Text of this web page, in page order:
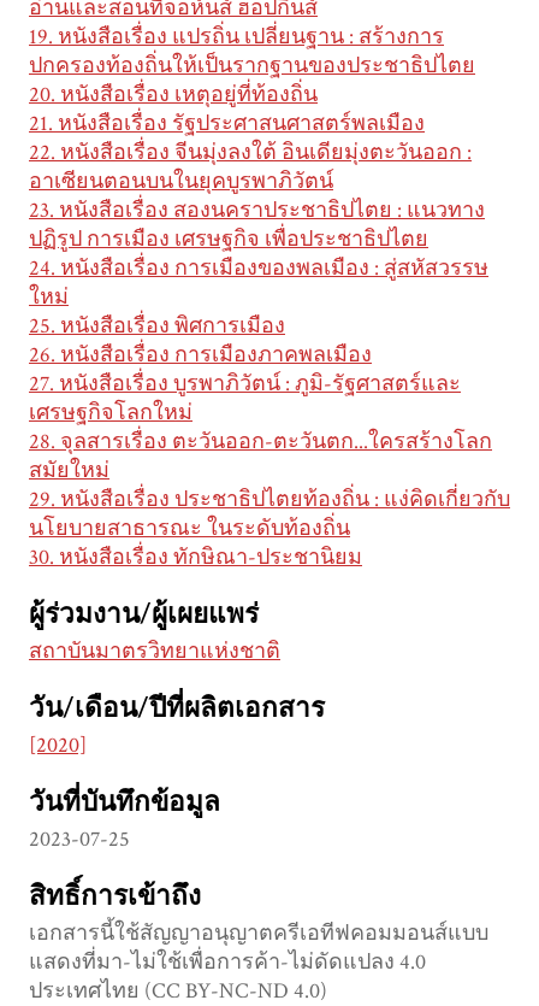
อ่านและสอนที่จอห์นส์ ฮอปกินส์
19. หนังสือเรื่อง แปรถิ่น เปลี่ยนฐาน : สร้างการ
ปกครองท้องถิ่นให้เป็นรากฐานของประชาธิปไตย
20. หนังสือเรื่อง เหตุอยู่ที่ท้องถิ่น
21. หนังสือเรื่อง รัฐประศาสนศาสตร์พลเมือง
22. หนังสือเรื่อง จีนมุ่งลงใต้ อินเดียมุ่งตะวันออก :
อาเซียนตอนบนในยุคบูรพาภิวัตน์
23. หนังสือเรื่อง สองนคราประชาธิปไตย : แนวทาง
ปฏิรูป การเมือง เศรษฐกิจ เพื่อประชาธิปไตย
24. หนังสือเรื่อง การเมืองของพลเมือง : สู่สหัสวรรษ
ใหม่
25. หนังสือเรื่อง พิศการเมือง
26. หนังสือเรื่อง การเมืองภาคพลเมือง
27. หนังสือเรื่อง บูรพาภิวัตน์ : ภูมิ-รัฐศาสตร์และ
เศรษฐกิจโลกใหม่
28. จุลสารเรื่อง ตะวันออก-ตะวันตก...ใครสร้างโลก
สมัยใหม่
29. หนังสือเรื่อง ประชาธิปไตยท้องถิ่น : แง่คิดเกี่ยวกับ
นโยบายสาธารณะ ในระดับท้องถิ่น
30. หนังสือเรื่อง ทักษิณา-ประชานิยม
ผู้ร่วมงาน/ผู้เผยแพร่
สถาบันมาตรวิทยาแห่งชาติ
วัน/เดือน/ปีที่ผลิตเอกสาร
[2020]
วันที่บันทึกข้อมูล
2023-07-25
สิทธิ์การเข้าถึง
เอกสารนี้ใช้สัญญาอนุญาตครีเอทีฟคอมมอนส์แบบ
แสดงที่มา-ไม่ใช้เพื่อการค้า-ไม่ดัดแปลง 4.0
ประเทศไทย (CC BY-NC-ND 4.0)